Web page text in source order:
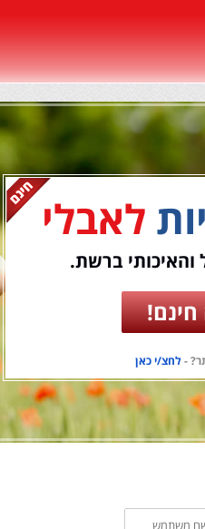
לאבלי
והאיכותי ברשת.
-לחצ/י כאן